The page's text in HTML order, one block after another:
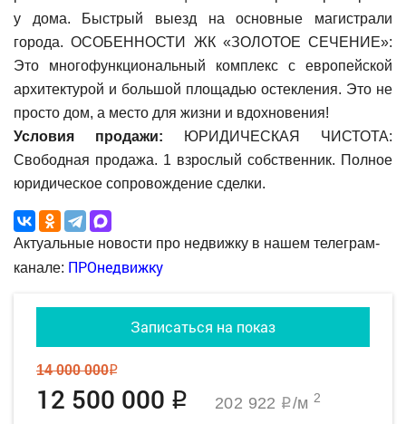
у дома. Быстрый выезд на основные магистрали
города. ОСОБЕННОСТИ ЖК «ЗОЛОТОЕ СЕЧЕНИЕ»:
Это многофункциональный комплекс с европейской
архитектурой и большой площадью остекления. Это не
просто дом, а место для жизни и вдохновения!
Условия продажи: ЮРИДИЧЕСКАЯ ЧИСТОТА:
Свободная продажа. 1 взрослый собственник. Полное
юридическое сопровождение сделки.
Актуальные новости про недвижку в нашем телеграм-
канале: ПРОнедвижку
Записаться на показ
14 000 000q
12 500 000 q 202 922 q/м 2